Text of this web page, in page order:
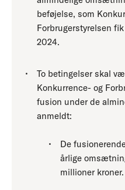
beføjelse, som
Forbrugerstyrelsen
2024.
To betingelser skal
Konkurrence- og
fusion under de
anmeldt:
De
årlige
millioner